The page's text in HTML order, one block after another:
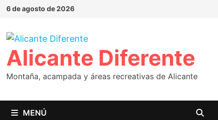
Saltar
contenido
6 de agosto de 2026
Alicante Diferente
Montaña, acampada y áreas recreativas de Alicante
MENÚ